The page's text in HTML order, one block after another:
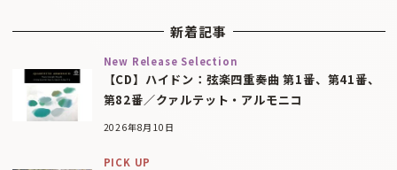
新着記事
New Release Selection
【CD】ハイドン：弦楽四重奏曲 第1番、第41番、
第82番／クァルテット・アルモニコ
2026年8月10日
PICK UP